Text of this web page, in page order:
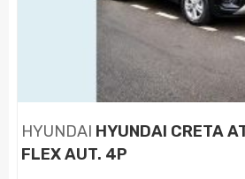
HYUNDAI HYUNDAI CRETA
FLEX AUT. 4P